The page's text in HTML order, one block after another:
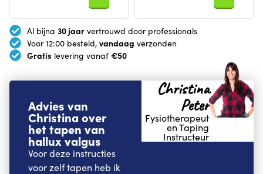
Al bijna 30 jaar vertrouwd door professionals
Voor 12:00 besteld, vandaag verzonden
Gratis levering vanaf €50
Advies van
Christina over
het tapen van
hallux valgus
Voor deze instructies
voor zelf tapen heb ik
Christina
Peter
Fysiotherapeut
en Taping
Instructeur